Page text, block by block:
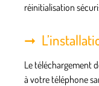
réinitialisation
Le téléchargement
à votre téléphone